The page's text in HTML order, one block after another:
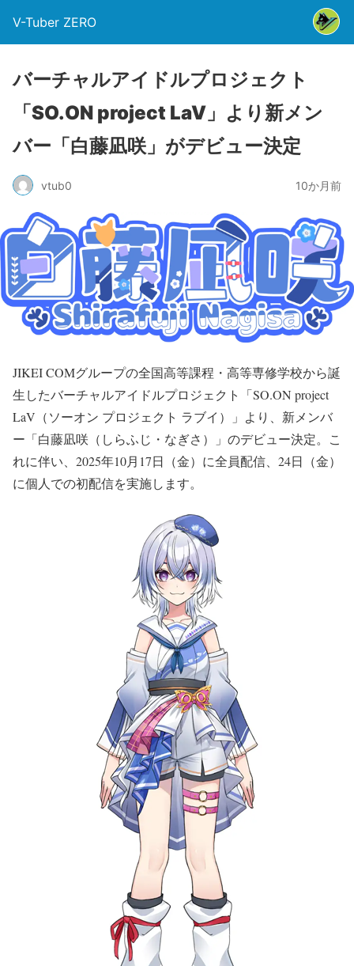
V-Tuber ZERO
バーチャルアイドルプロジェクト
「SO.ON project LaV」より新メン
バー「白藤凪咲」がデビュー決定
vtub0 10か月前
JIKEI COMグループの全国⾼等課程・⾼等専修学校から誕
⽣したバーチャルアイドルプロジェクト「SO.ON project
LaV（ソーオン プロジェクト ラブイ）」より、新メンバ
ー「白藤凪咲（しらふじ・なぎさ）」のデビュー決定。こ
れに伴い、2025年10月17日（金）に全員配信、24日（金）
に個人での初配信を実施します。